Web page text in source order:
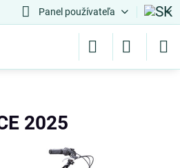
Panel používateľa
2025